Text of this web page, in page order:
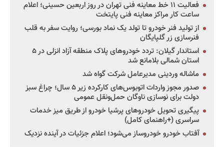
فعالیت ۱۱ خط معاینه فنی تهران در روز اربعین حسینی؛ اعلام
ساعت کار مراکز معاینه فنی پایتخت
از تولید فنر خودرو تا تولد یک نماد بورسی؛ روایت سفر به قلب
فنرسازی زر گلپایگان
استاندار گیلان: تردد خودروهای پلاک منطقه آزاد انزلی در ۵
استان شمالی بلامانع شد
ماشاله وردینی مدیرعامل شرکت گواه شد
صدور مجوز واردات اتوبوس‌های کارکرده زیر ۵ سال؛ چراغ سبز
دولت برای نوسازی ناوگان حمل‌ونقل عمومی
پیگیری تحویل خودروهای پرشیا خودرو از طریق میز خدمات
سراسری (+راهنمای کامل)
آفتاب خودرو خودروساز می‌شود؛ اعلام جزئیات در آینده نزدیک